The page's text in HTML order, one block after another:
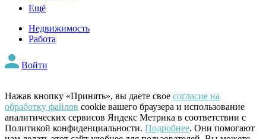
Ещё
Недвижимость
Работа
Войти
Нажав кнопку «Принять», вы даете свое согласие на
обработку файлов cookie вашего браузера и использование
аналитических сервисов Яндекс Метрика в соответствии с
Политикой конфиденциальности. Подробнее. Они помогают